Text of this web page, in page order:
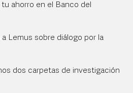
ahorro en el Banco del
Lemus sobre diálogo por la
dos carpetas de investigación